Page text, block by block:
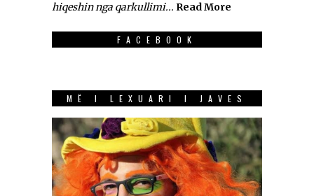
hiqeshin nga qarkullimi... Read More
FACEBOOK
MË I LEXUARI I JAVES